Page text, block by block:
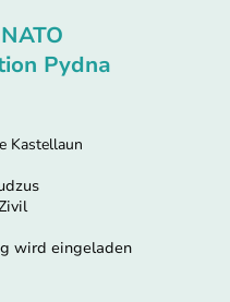
Pydna
Kastellaun
wird eingeladen